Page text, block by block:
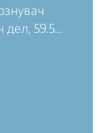
дел, 59.5…